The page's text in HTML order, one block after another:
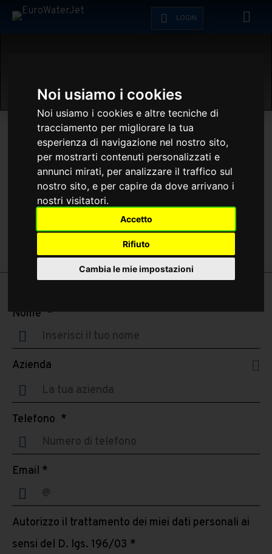
Noi usiamo i cookies
Noi usiamo i cookies e altre tecniche di
tracciamento per migliorare la tua
esperienza di navigazione nel nostro sito,
per mostrarti contenuti personalizzati e
annunci mirati, per analizzare il traffico sul
nostro sito, e per capire da dove arrivano i
nostri visitatori.
Accetto
Rifiuto
Cambia le mie impostazioni
LOGIN
EUROWATERJET SRL
VIA U.N.I.C.E.F. 10
29122 PIACENZA (PC)
tel +39 0523 070307
info@eurowaterjet.com
Nome *
Azienda
Telefono *
Email *
Autorizzo il trattamento dei miei dati personali ai
sensi del D. lgs. 196/03 *